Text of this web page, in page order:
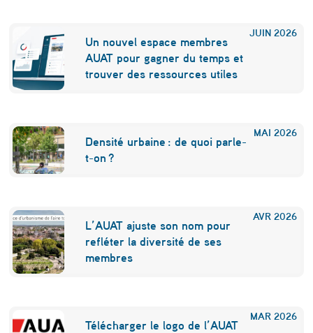
JUIN 2026
Un nouvel espace membres
AUAT pour gagner du temps et
trouver des ressources utiles
MAI 2026
Densité urbaine : de quoi parle-
t-on ?
AVR 2026
L’AUAT ajuste son nom pour
refléter la diversité de ses
membres
MAR 2026
Télécharger le logo de l’AUAT